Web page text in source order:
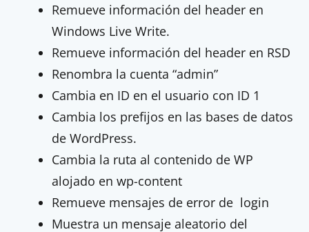
Remueve información del header en
Windows Live Write.
Remueve información del header en RSD
Renombra la cuenta “admin”
Cambia en ID en el usuario con ID 1
Cambia los prefijos en las bases de datos
de WordPress.
Cambia la ruta al contenido de WP
alojado en wp-content
Remueve mensajes de error de login
Muestra un mensaje aleatorio del